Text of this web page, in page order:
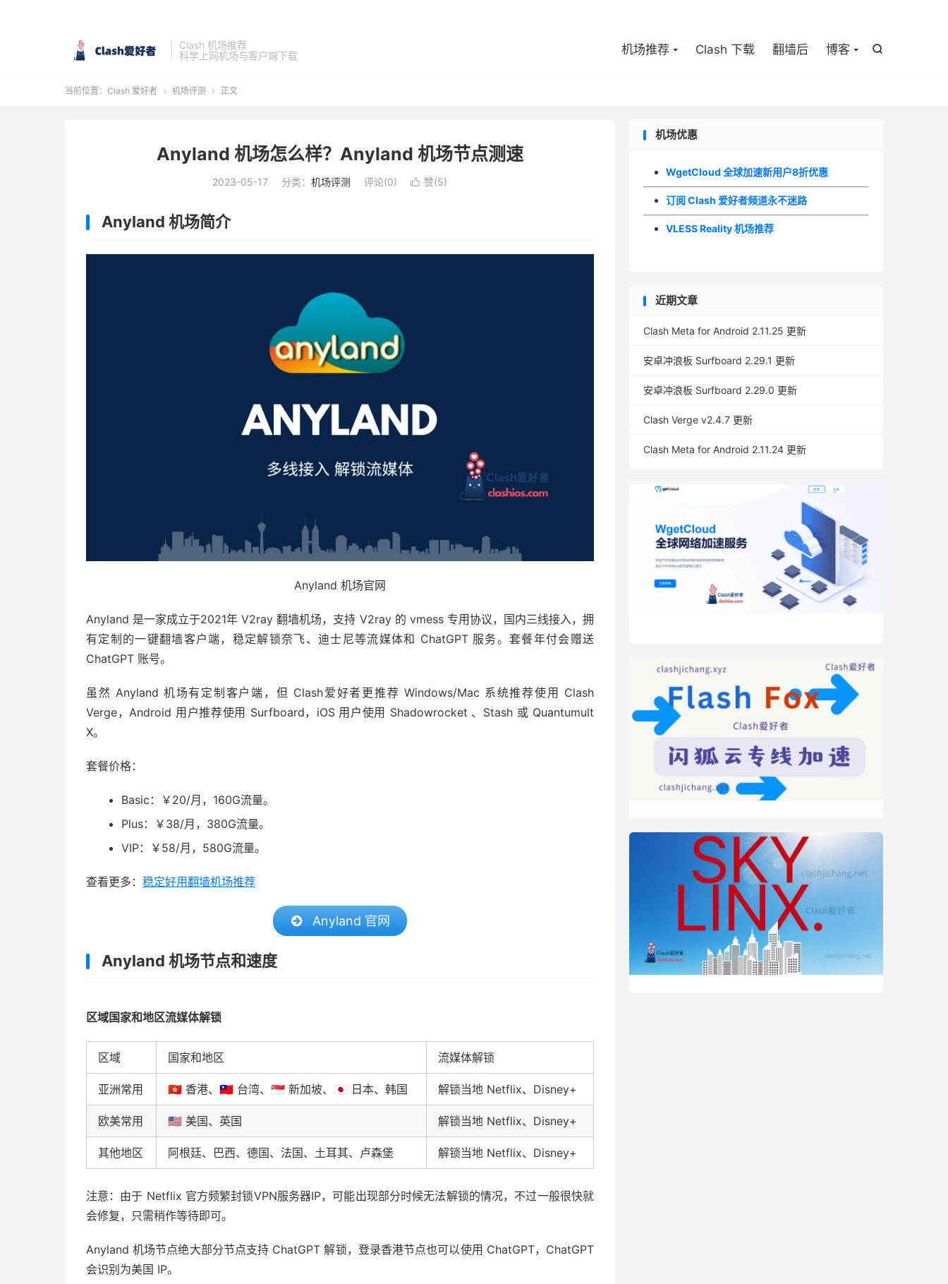
Clash 机场推荐
科学上网机场与客户端下载

机场推荐 Clash 下载 翻墙后 博客
当前位置： Clash 爱好者  机场评测  正文
Anyland 机场怎么样？Anyland 机场节点测速
2023-05-17 分类： 机场评测 评论(0)  赞(5)
Anyland 机场简介
Anyland 机场官网
Anyland 是一家成立于2021年 V2ray 翻墙机场，支持 V2ray 的 vmess 专用协议，国内三线接入，拥
有定制的一键翻墙客户端，稳定解锁奈飞、迪士尼等流媒体和 ChatGPT 服务。套餐年付会赠送
ChatGPT 账号。
虽然 Anyland 机场有定制客户端，但 Clash爱好者更推荐 Windows/Mac 系统推荐使用 Clash
Verge，Android 用户推荐使用 Surfboard，iOS 用户使用 Shadowrocket 、Stash 或 Quantumult
X。
套餐价格：
Basic：￥20/月，160G流量。
Plus：￥38/月，380G流量。
VIP：￥58/月，580G流量。
查看更多： 稳定好用翻墙机场推荐
Anyland 官网
Anyland 机场节点和速度
区域国家和地区流媒体解锁
区域 国家和地区 流媒体解锁
亚洲常用 🇭🇰 香港、🇹🇼 台湾、🇸🇬 新加坡、🇯🇵 日本、韩国 解锁当地 Netflix、Disney+
欧美常用 🇺🇸 美国、英国 解锁当地 Netflix、Disney+
其他地区 阿根廷、巴西、德国、法国、土耳其、卢森堡 解锁当地 Netflix、Disney+
注意：由于 Netflix 官方频繁封锁VPN服务器IP，可能出现部分时候无法解锁的情况，不过一般很快就
会修复，只需稍作等待即可。
Anyland 机场节点绝大部分节点支持 ChatGPT 解锁，登录香港节点也可以使用 ChatGPT，ChatGPT
会识别为美国 IP。
机场优惠
WgetCloud 全球加速新用户8折优惠
订阅 Clash 爱好者频道永不迷路
VLESS Reality 机场推荐
近期文章
Clash Meta for Android 2.11.25 更新
安卓冲浪板 Surfboard 2.29.1 更新
安卓冲浪板 Surfboard 2.29.0 更新
Clash Verge v2.4.7 更新
Clash Meta for Android 2.11.24 更新